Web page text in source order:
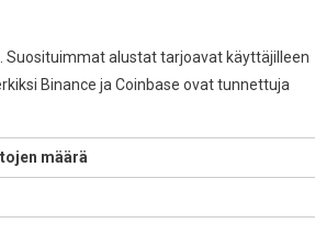
Suosituimmat alustat tarjoavat käyttäjilleen
Binance ja Coinbase ovat tunnettuja
määrä